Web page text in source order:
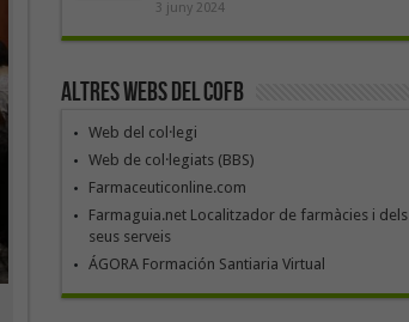
3 juny 2024
Altres webs del COFB
Web del col·legi
Web de col·legiats (BBS)
Farmaceuticonline.com
Farmaguia.net Localitzador de farmàcies i dels
seus serveis
ÁGORA Formación Santiaria Virtual